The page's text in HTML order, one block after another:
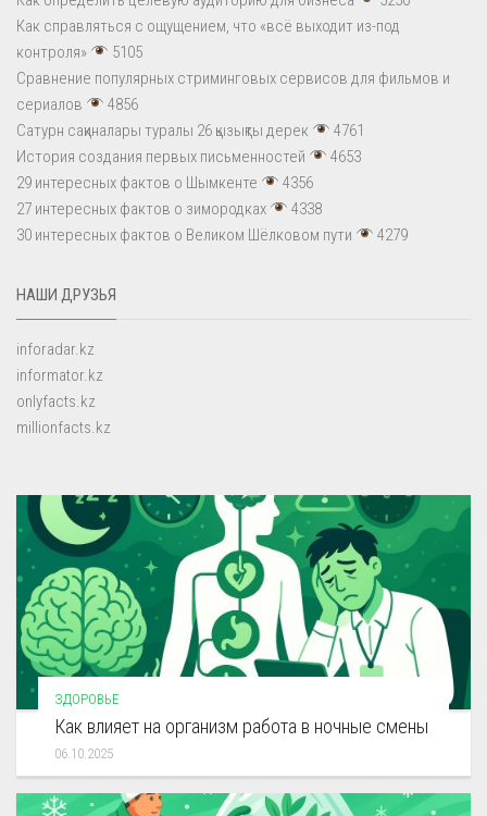
Как справляться с ощущением, что «всё выходит из-под
контроля»
5105
Сравнение популярных стриминговых сервисов для фильмов и
сериалов
4856
Сатурн сақиналары туралы 26 қызықты дерек
4761
История создания первых письменностей
4653
29 интересных фактов о Шымкенте
4356
27 интересных фактов о зимородках
4338
30 интересных фактов о Великом Шёлковом пути
4279
НАШИ ДРУЗЬЯ
inforadar.kz
informator.kz
onlyfacts.kz
millionfacts.kz
ЗДОРОВЬЕ
Как влияет на организм работа в ночные смены
06.10.2025